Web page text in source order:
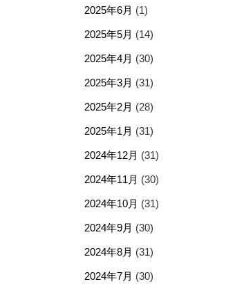
2025年6月 (1)
2025年5月 (14)
2025年4月 (30)
2025年3月 (31)
2025年2月 (28)
2025年1月 (31)
2024年12月 (31)
2024年11月 (30)
2024年10月 (31)
2024年9月 (30)
2024年8月 (31)
2024年7月 (30)